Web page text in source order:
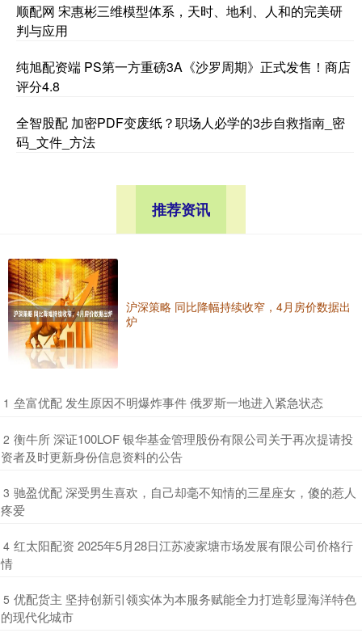
顺配网 宋惠彬三维模型体系，天时、地利、人和的完美研
判与应用
纯旭配资端 PS第一方重磅3A《沙罗周期》正式发售！商店
评分4.8
全智股配 加密PDF变废纸？职场人必学的3步自救指南_密
码_文件_方法
推荐资讯
沪深策略 同比降幅持续收窄，4月房价数据出
炉
1 ​垒富优配 发生原因不明爆炸事件 俄罗斯一地进入紧急状态
2 ​衡牛所 深证100LOF 银华基金管理股份有限公司关于再次提请投
资者及时更新身份信息资料的公告
3 ​驰盈优配 深受男生喜欢，自己却毫不知情的三星座女，傻的惹人
疼爱
4 ​红太阳配资 2025年5月28日江苏凌家塘市场发展有限公司价格行
情
5 ​优配货主 坚持创新引领实体为本服务赋能全力打造彰显海洋特色
的现代化城市